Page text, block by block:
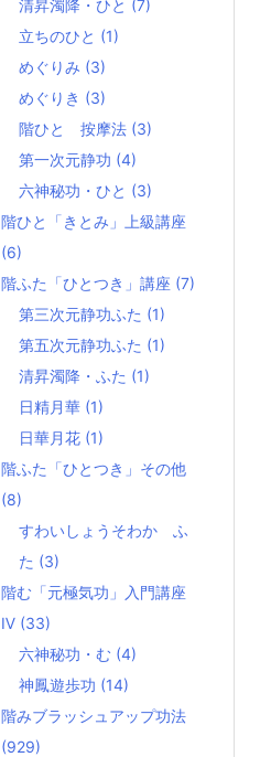
清昇濁降・ひと (7)
立ちのひと (1)
めぐりみ (3)
めぐりき (3)
階ひと 按摩法 (3)
第一次元静功 (4)
六神秘功・ひと (3)
階ひと「きとみ」上級講座
(6)
階ふた「ひとつき」講座 (7)
第三次元静功ふた (1)
第五次元静功ふた (1)
清昇濁降・ふた (1)
日精月華 (1)
日華月花 (1)
階ふた「ひとつき」その他
(8)
すわいしょうそわか ふ
た (3)
階む「元極気功」入門講座
Ⅳ (33)
六神秘功・む (4)
神鳳遊歩功 (14)
階みブラッシュアップ功法
(929)